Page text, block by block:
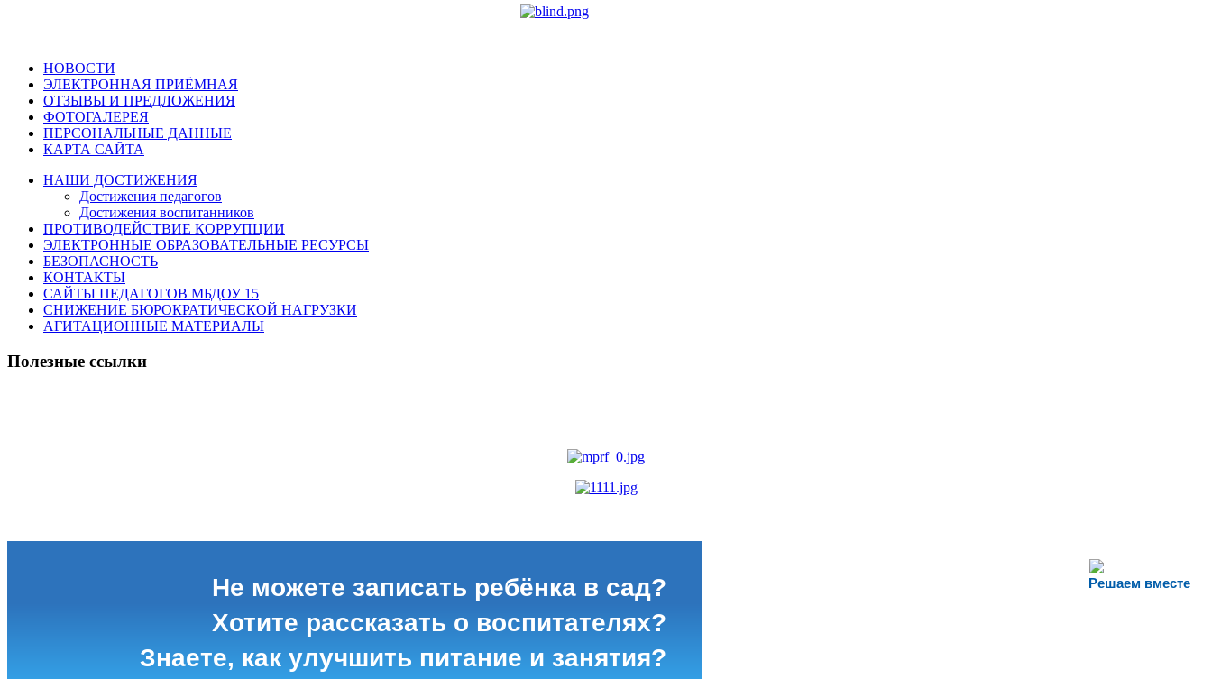
НОВОСТИ
ЭЛЕКТРОННАЯ ПРИЁМНАЯ
ОТЗЫВЫ И ПРЕДЛОЖЕНИЯ
ФОТОГАЛЕРЕЯ
ПЕРСОНАЛЬНЫЕ ДАННЫЕ
КАРТА САЙТА
НАШИ ДОСТИЖЕНИЯ
Достижения педагогов
Достижения воспитанников
ПРОТИВОДЕЙСТВИЕ КОРРУПЦИИ
ЭЛЕКТРОННЫЕ ОБРАЗОВАТЕЛЬНЫЕ РЕСУРСЫ
БЕЗОПАСНОСТЬ
КОНТАКТЫ
САЙТЫ ПЕДАГОГОВ МБДОУ 15
СНИЖЕНИЕ БЮРОКРАТИЧЕСКОЙ НАГРУЗКИ
АГИТАЦИОННЫЕ МАТЕРИАЛЫ
Полезные ссылки
Решаем вместе
Не можете записать ребёнка в сад?
Хотите рассказать о воспитателях?
Знаете, как улучшить питание и занятия?